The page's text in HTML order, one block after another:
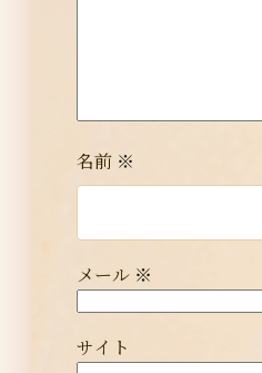
名前 ※
メール ※
サイト